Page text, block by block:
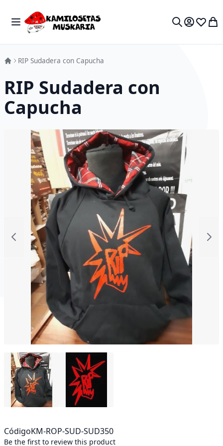
Toggle Nav
My
RIP Sudadera con Capucha
RIP Sudadera con
Capucha
CódigoKM-ROP-SUD-SUD350
Be the first to review this product